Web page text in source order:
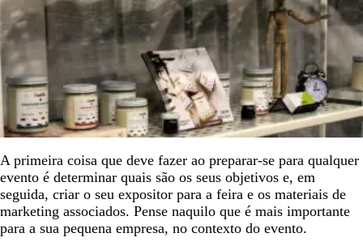
A primeira coisa que deve fazer ao preparar-se para qualquer
evento é determinar quais são os seus objetivos e, em
seguida, criar o seu expositor para a feira e os materiais de
marketing associados. Pense naquilo que é mais importante
para a sua pequena empresa, no contexto do evento.